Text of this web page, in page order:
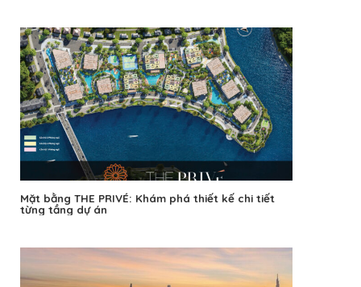
Mặt bằng THE PRIVÉ: Khám phá thiết kế chi tiết
từng tầng dự án